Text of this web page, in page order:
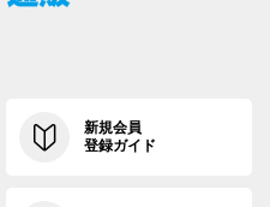
新規会員
登録ガイド